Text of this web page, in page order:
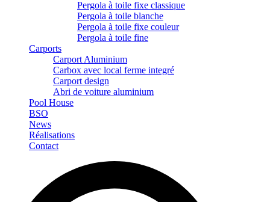
Pergola à toile fixe classique
Pergola à toile blanche
Pergola à toile fixe couleur
Pergola à toile fine
Carports
Carport Aluminium
Carbox avec local ferme integré
Carport design
Abri de voiture aluminium
Pool House
BSO
News
Réalisations
Contact